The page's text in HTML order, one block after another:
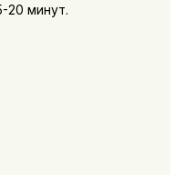
20 минут.